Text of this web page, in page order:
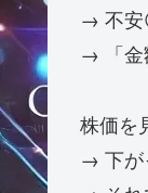
→ 不安
→ 「金
株価を
→ 下が